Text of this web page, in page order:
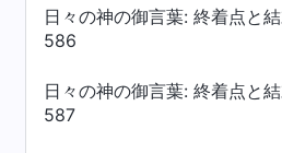
日々の神の御言葉: 終着点と
586
日々の神の御言葉: 終着点と
587